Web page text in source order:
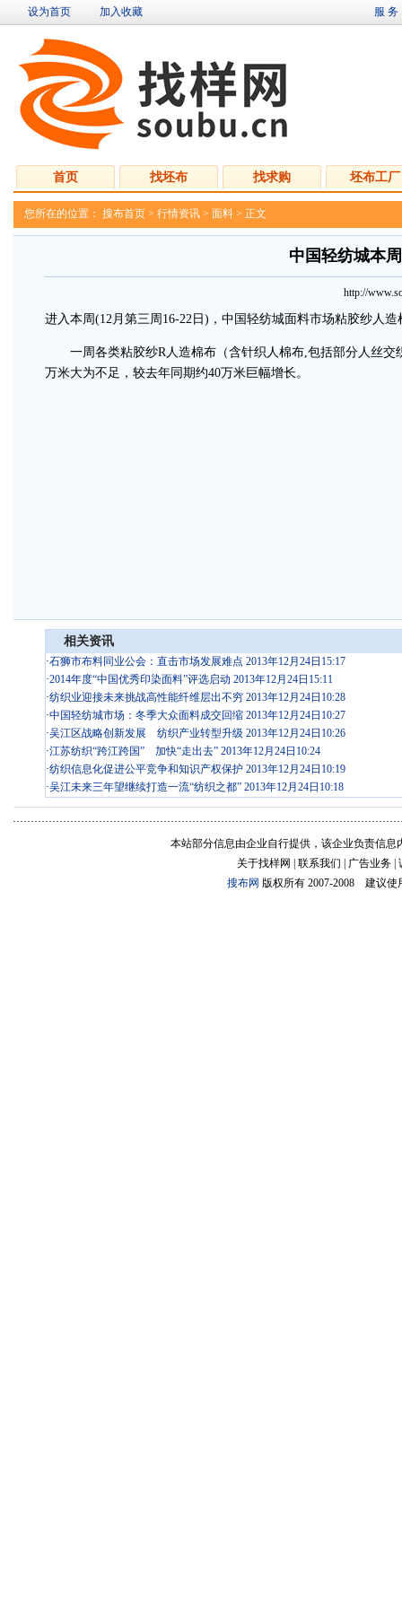
设为首页 加入收藏 服 务
首页 找坯布 找求购 坯布工厂
您所在的位置： 搜布首页 > 行情资讯 > 面料 > 正文
中国轻纺城本
http://
进入本周(12月第三周16-22日)，中国轻纺城面料市场粘胶纱人
一周各类粘胶纱R人造棉布（含针织人棉布,包括部分人丝交
万米大为不足，较去年同期约40万米巨幅增长。
相关资讯
·石狮市布料同业公会：直击市场发展难点 2013年12月24日15:17
·2014年度“中国优秀印染面料”评选启动 2013年12月24日15:11
·纺织业迎接未来挑战高性能纤维层出不穷 2013年12月24日10:28
·中国轻纺城市场：冬季大众面料成交回缩 2013年12月24日10:27
·吴江区战略创新发展 纺织产业转型升级 2013年12月24日10:26
·江苏纺织“跨江跨国” 加快“走出去” 2013年12月24日10:24
·纺织信息化促进公平竞争和知识产权保护 2013年12月24日10:19
·吴江未来三年望继续打造一流“纺织之都” 2013年12月24日10:18
本站部分信息由企业自行提供，该企业负责信
关于找样网 | 联系我们 | 广告业务 |
搜布网 版权所有 2007-2008 建议使